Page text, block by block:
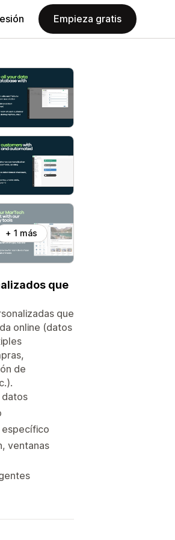
Empieza gratis
+ 1 más
que
que
online (datos
de
datos
específico
ventanas